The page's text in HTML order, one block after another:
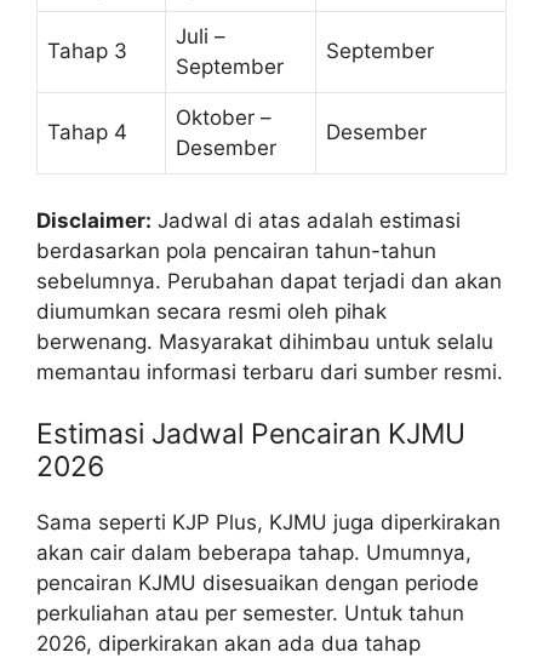
Tahap 3
Juli –
September
September
Tahap 4
Oktober –
Desember
Desember
Disclaimer: Jadwal di atas adalah estimasi
berdasarkan pola pencairan tahun-tahun
sebelumnya. Perubahan dapat terjadi dan akan
diumumkan secara resmi oleh pihak
berwenang. Masyarakat dihimbau untuk selalu
memantau informasi terbaru dari sumber resmi.
Estimasi Jadwal Pencairan KJMU
2026
Sama seperti KJP Plus, KJMU juga diperkirakan
akan cair dalam beberapa tahap. Umumnya,
pencairan KJMU disesuaikan dengan periode
perkuliahan atau per semester. Untuk tahun
2026, diperkirakan akan ada dua tahap